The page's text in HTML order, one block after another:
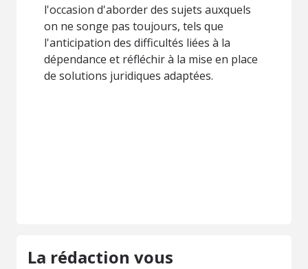
l'occasion d'aborder des sujets auxquels
on ne songe pas toujours, tels que
l'anticipation des difficultés liées à la
dépendance et réfléchir à la mise en place
de solutions juridiques adaptées.
La rédaction vous